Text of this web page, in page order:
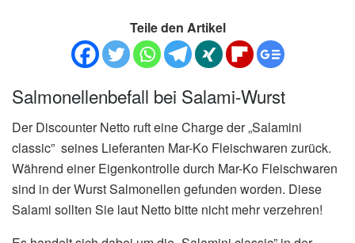
Teile den Artikel
Salmonellenbefall bei Salami-Wurst
Der Discounter Netto ruft eine Charge der „Salamini
classic” seines Lieferanten Mar-Ko Fleischwaren zurück.
Während einer Eigenkontrolle durch Mar-Ko Fleischwaren
sind in der Wurst Salmonellen gefunden worden. Diese
Salami sollten Sie laut Netto bitte nicht mehr verzehren!